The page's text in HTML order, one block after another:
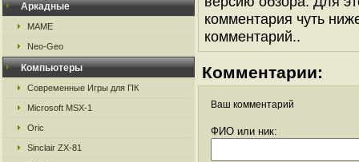
Аркадные
MAME
Neo-Geo
Компьютеры
Современные Игры для ПК
Microsoft MSX-1
Oric
Sinclair ZX-81
комментария чуть
комментарий..
Комментарии:
Ваш комментарий
ФИО или ник: